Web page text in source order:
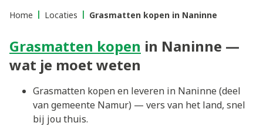
Home Locaties Grasmatten kopen in Naninne
Grasmatten kopen in Naninne —
wat je moet weten
Grasmatten kopen en leveren in Naninne (deel
van gemeente Namur) — vers van het land, snel
bij jou thuis.